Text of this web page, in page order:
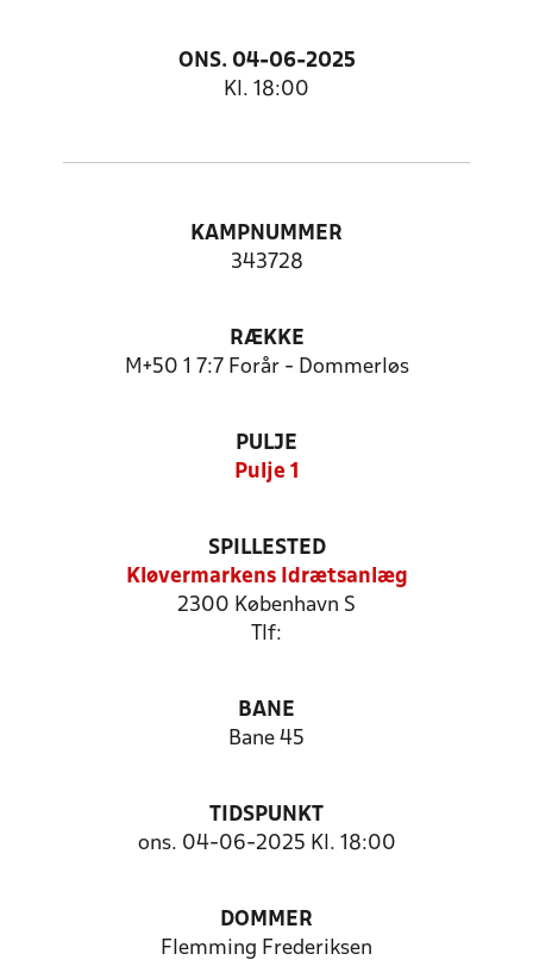
ONS. 04-06-2025
Kl. 18:00
KAMPNUMMER
343728
RÆKKE
M+50 1 7:7 Forår - Dommerløs
PULJE
Pulje 1
SPILLESTED
Kløvermarkens Idrætsanlæg
2300 København S
Tlf:
BANE
Bane 45
TIDSPUNKT
ons. 04-06-2025 Kl. 18:00
DOMMER
Flemming Frederiksen